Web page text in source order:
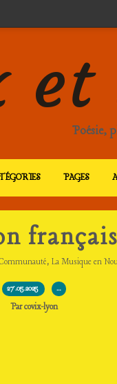
Poésie,
PAGES
, La Musique en
27.05.2025 …
Par covix-lyon